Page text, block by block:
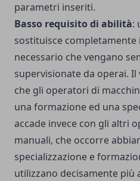
parametri inseriti.
Basso requisito di abilità:
sostituisce completamente
necessario che vengano
supervisionate da operai.
che gli operatori di
una formazione ed una
accade invece con gli altri
manuali, che occorre
specializzazione e
utilizzano decisamente più